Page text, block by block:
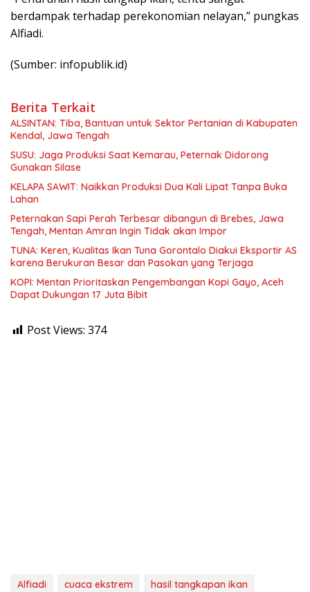
berdampak terhadap perekonomian nelayan,” pungkas
Alfiadi.
(Sumber: infopublik.id)
Berita Terkait
ALSINTAN: Tiba, Bantuan untuk Sektor Pertanian di Kabupaten
Kendal, Jawa Tengah
SUSU: Jaga Produksi Saat Kemarau, Peternak Didorong
Gunakan Silase
KELAPA SAWIT: Naikkan Produksi Dua Kali Lipat Tanpa Buka
Lahan
Peternakan Sapi Perah Terbesar dibangun di Brebes, Jawa
Tengah, Mentan Amran Ingin Tidak akan Impor
TUNA: Keren, Kualitas Ikan Tuna Gorontalo Diakui Eksportir AS
karena Berukuran Besar dan Pasokan yang Terjaga
KOPI: Mentan Prioritaskan Pengembangan Kopi Gayo, Aceh
Dapat Dukungan 17 Juta Bibit
Post Views: 374
Alfiadi cuaca ekstrem
hasil tangkapan ikan